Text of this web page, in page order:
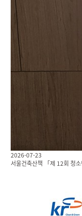
2026-07-23
서울건축산책 「제 12회 청